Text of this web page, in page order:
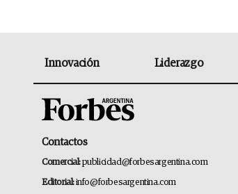
Innovación Liderazgo
Contactos
Comercial:publicidad@forbesargentina.com
Editorial:info@forbesargentina.com